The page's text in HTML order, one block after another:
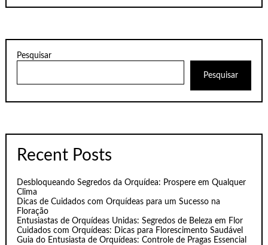
Pesquisar
Pesquisar
Recent Posts
Desbloqueando Segredos da Orquídea: Prospere em Qualquer
Clima
Dicas de Cuidados com Orquídeas para um Sucesso na
Floração
Entusiastas de Orquídeas Unidas: Segredos de Beleza em Flor
Cuidados com Orquídeas: Dicas para Florescimento Saudável
Guia do Entusiasta de Orquídeas: Controle de Pragas Essencial